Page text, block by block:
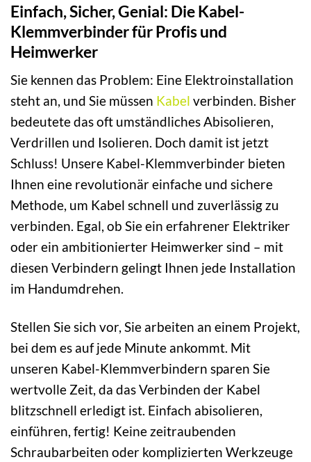
Einfach, Sicher, Genial: Die Kabel-
Klemmverbinder für Profis und
Heimwerker
Sie kennen das Problem: Eine Elektroinstallation
steht an, und Sie müssen Kabel verbinden. Bisher
bedeutete das oft umständliches Abisolieren,
Verdrillen und Isolieren. Doch damit ist jetzt
Schluss! Unsere Kabel-Klemmverbinder bieten
Ihnen eine revolutionär einfache und sichere
Methode, um Kabel schnell und zuverlässig zu
verbinden. Egal, ob Sie ein erfahrener Elektriker
oder ein ambitionierter Heimwerker sind – mit
diesen Verbindern gelingt Ihnen jede Installation
im Handumdrehen.
Stellen Sie sich vor, Sie arbeiten an einem Projekt,
bei dem es auf jede Minute ankommt. Mit
unseren Kabel-Klemmverbindern sparen Sie
wertvolle Zeit, da das Verbinden der Kabel
blitzschnell erledigt ist. Einfach abisolieren,
einführen, fertig! Keine zeitraubenden
Schraubarbeiten oder komplizierten Werkzeuge